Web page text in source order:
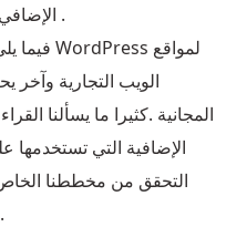
كيفية تثبيت مكون WordPress الإضافي .
الإضافية التي
التحقق من مخططنا الخاص
الإضافية والأدوات التي نستخدمها.